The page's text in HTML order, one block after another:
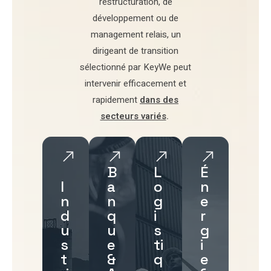
développementou de
management relais, un
dirigeant de transition
sélectionné par KeyWe peut
intervenir efficacement et
rapidement dans des
secteurs variés.
I
n
d
u
s
t
B
a
n
q
u
e
&
L
o
g
i
s
ti
q
É
n
e
r
g
i
e